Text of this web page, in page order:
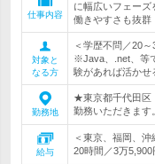
仕事内容
に幅広いフェー
働きやすさも抜群
対象と
なる方
＜学歴不問／20
※Java、.net、等
験があれば活かせ
勤務地
★東京都千代田区
勤務いただきま
給与
＜東京、福岡、
20時間／3万